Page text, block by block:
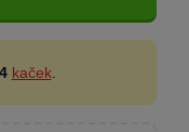
kaček.